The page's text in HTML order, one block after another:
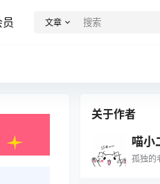
文章
关于作者
喵小
孤独的